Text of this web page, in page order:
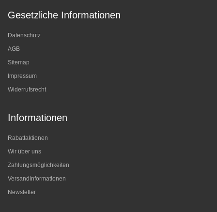
Gesetzliche Informationen
Datenschutz
AGB
Sitemap
Impressum
Widerrufsrecht
Informationen
Rabattaktionen
Wir über uns
Zahlungsmöglichkeiten
Versandinformationen
Newsletter